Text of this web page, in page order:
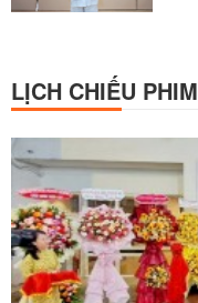
LỊCH CHIẾU PHIM